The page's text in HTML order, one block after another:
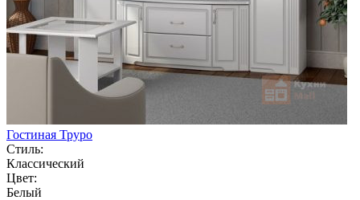
Гостиная Труро
Стиль:
Классический
Цвет:
Белый